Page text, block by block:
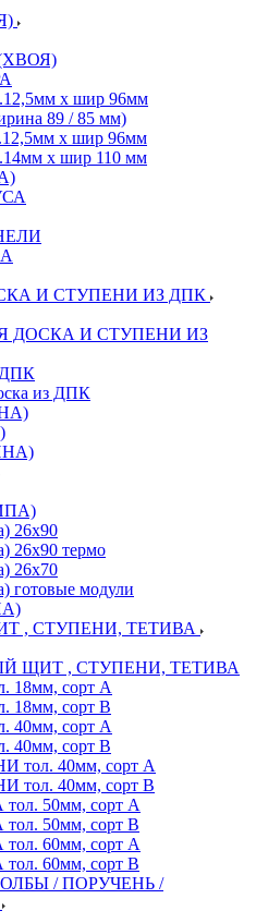
х шир 96мм
89 / 85 мм)
х шир 96мм
х шир 110 мм
И СТУПЕНИ ИЗ ДПК
ДОСКА И СТУПЕНИ ИЗ
ДПК
из ДПК
26х90
26х90 термо
26х70
готовые модули
, СТУПЕНИ, ТЕТИВА
ЩИТ , СТУПЕНИ, ТЕТИВА
18мм, сорт А
18мм, сорт В
40мм, сорт А
40мм, сорт В
тол. 40мм, сорт А
тол. 40мм, сорт В
50мм, сорт А
50мм, сорт В
60мм, сорт А
60мм, сорт В
/ ПОРУЧЕНЬ /